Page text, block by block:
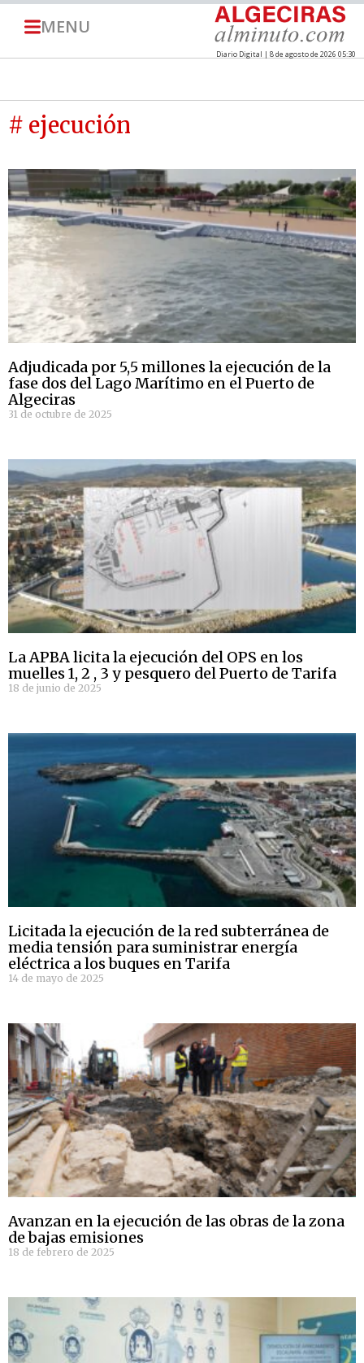
MENU
Diario Digital | 8 de agosto de 2026 05:30
# ejecución
Adjudicada por 5,5 millones la ejecución de la
fase dos del Lago Marítimo en el Puerto de
Algeciras
31 de octubre de 2025
La APBA licita la ejecución del OPS en los
muelles 1, 2 , 3 y pesquero del Puerto de Tarifa
18 de junio de 2025
Licitada la ejecución de la red subterránea de
media tensión para suministrar energía
eléctrica a los buques en Tarifa
14 de mayo de 2025
Avanzan en la ejecución de las obras de la zona
de bajas emisiones
18 de febrero de 2025